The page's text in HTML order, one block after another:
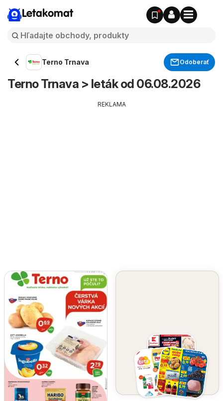
Letakomat
Terno Trnava Odoberať
Terno Trnava > leták od 06.08.2026
REKLAMA